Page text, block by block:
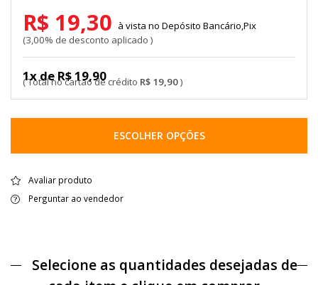
R$ 19,90
1x de R$ 19,90
R$ 19,30
3,00% de desconto aplicado
Depósito Bancário,Pix
ESCOLHER OPÇÕES
Avaliar produto
Perguntar ao vendedor
Selecione as quantidades desejadas de